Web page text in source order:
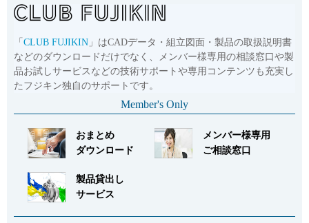
「 CLUB FUJIKIN 」はCADデータ・組立図面・製品の取扱説明書
などのダウンロードだけでなく、メンバー様専用の相談窓口や製
品お試しサービスなどの技術サポートや専用コンテンツも充実し
たフジキン独自のサポートです。
Member's Only
おまとめ
ダウンロード
メンバー様専用
ご相談窓口
製品貸出し
サービス